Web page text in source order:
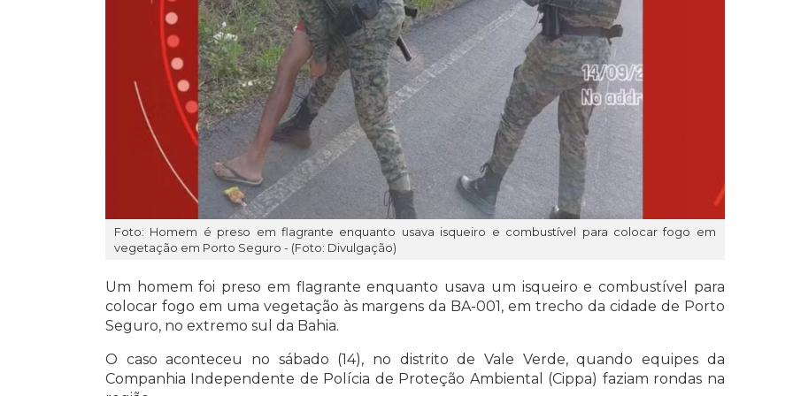
Foto: Homem é preso em flagrante enquanto usava isqueiro e combustível para colocar fogo em
vegetação em Porto Seguro - (Foto: Divulgação)
Um homem foi preso em flagrante enquanto usava um isqueiro e combustível para
colocar fogo em uma vegetação às margens da BA-001, em trecho da cidade de Porto
Seguro, no extremo sul da Bahia.
O caso aconteceu no sábado (14), no distrito de Vale Verde, quando equipes da
Companhia Independente de Polícia de Proteção Ambiental (Cippa) faziam rondas na